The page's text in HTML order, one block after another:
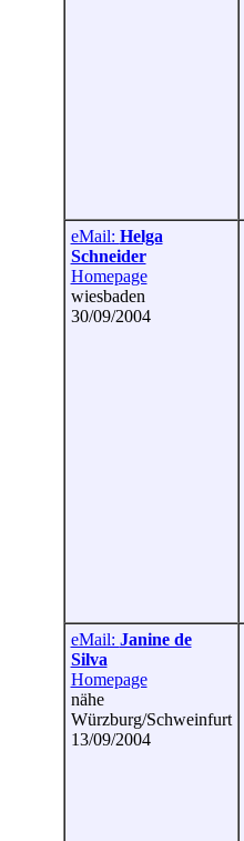
eMail: Helga
Schneider
Homepage
wiesbaden
30/09/2004
eMail: Janine de
Silva
Homepage
nähe
Würzburg/Schweinfurt
13/09/2004